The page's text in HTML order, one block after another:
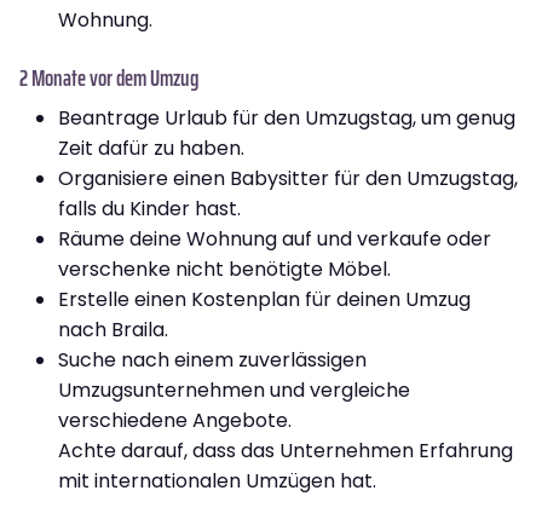
Wohnung.
2 Monate vor dem Umzug
Beantrage Urlaub für den Umzugstag, um genug
Zeit dafür zu haben.
Organisiere einen Babysitter für den Umzugstag,
falls du Kinder hast.
Räume deine Wohnung auf und verkaufe oder
verschenke nicht benötigte Möbel.
Erstelle einen Kostenplan für deinen Umzug
nach Braila.
Suche nach einem zuverlässigen
Umzugsunternehmen und vergleiche
verschiedene Angebote.
Achte darauf, dass das Unternehmen Erfahrung
mit internationalen Umzügen hat.